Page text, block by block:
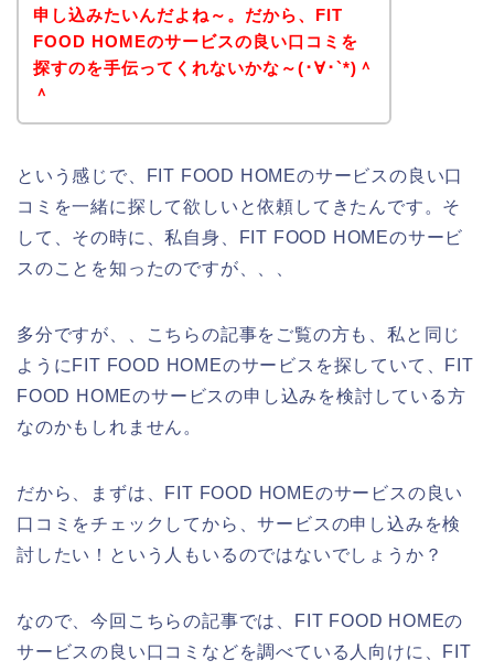
申し込みたいんだよね～。だから、FIT
FOOD HOMEのサービスの良い口コミを
探すのを手伝ってくれないかな～(･∀･`*)＾
＾
という感じで、FIT FOOD HOMEのサービスの良い口
コミを一緒に探して欲しいと依頼してきたんです。そ
して、その時に、私自身、FIT FOOD HOMEのサービ
スのことを知ったのですが、、、
多分ですが、、こちらの記事をご覧の方も、私と同じ
ようにFIT FOOD HOMEのサービスを探していて、FIT
FOOD HOMEのサービスの申し込みを検討している方
なのかもしれません。
だから、まずは、FIT FOOD HOMEのサービスの良い
口コミをチェックしてから、サービスの申し込みを検
討したい！という人もいるのではないでしょうか？
なので、今回こちらの記事では、FIT FOOD HOMEの
サービスの良い口コミなどを調べている人向けに、FIT